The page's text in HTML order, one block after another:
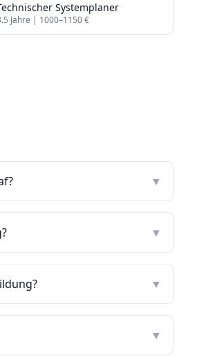
Systemplaner
Jahre | 1000–1150€
▼
▼
▼
▼